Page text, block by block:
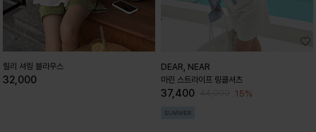
릴리 셔링 블라우스
32,000
DEAR, NEAR
마린 스트라이프 링클셔츠
37,400 15%